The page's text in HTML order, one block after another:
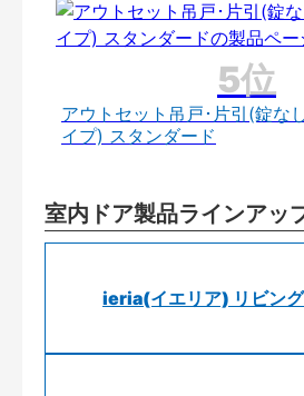
アウトセット吊戸･片引(錠な
イプ) スタンダード
室内ドア製品ラインアッ
ieria(イエリア) リビン